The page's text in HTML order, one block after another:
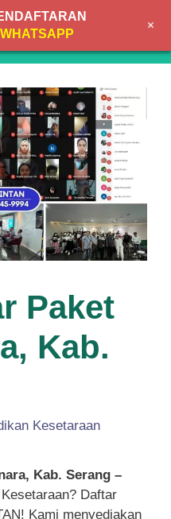
Paket
Kab.
Kesetaraan
Kab. Serang –
Daftar
Kami menyediakan
+